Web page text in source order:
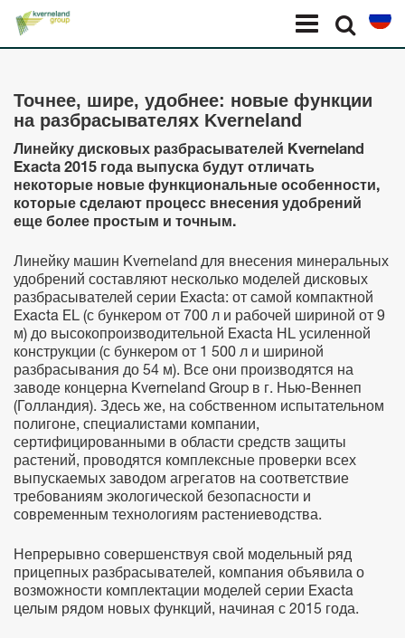
Select
Menu
Точнее, шире, удобнее: новые функции
на разбрасывателях Kverneland
Линейку дисковых разбрасывателей Kverneland
Exacta 2015 года выпуска будут отличать
некоторые новые функциональные особенности,
которые сделают процесс внесения удобрений
еще более простым и точным.
Линейку машин Kverneland для внесения минеральных
удобрений составляют несколько моделей дисковых
разбрасывателей серии Exacta: от самой компактной
Exacta EL (с бункером от 700 л и рабочей шириной от 9
м) до высокопроизводительной Exacta НL усиленной
конструкции (с бункером от 1 500 л и шириной
разбрасывания до 54 м). Все они производятся на
заводе концерна Kverneland Group в г. Нью-Веннеп
(Голландия). Здесь же, на собственном испытательном
полигоне, специалистами компании,
сертифицированными в области средств защиты
растений, проводятся комплексные проверки всех
выпускаемых заводом агрегатов на соответствие
требованиям экологической безопасности и
современным технологиям растениеводства.
Непрерывно совершенствуя свой модельный ряд
прицепных разбрасывателей, компания объявила о
возможности комплектации моделей серии Exacta
целым рядом новых функций, начиная с 2015 года.
Панель управления cookies